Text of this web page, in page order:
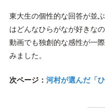
東大生の個性的な回答が並
はどんなひらがなが好きな
動画でも独創的な感性が一
みました。
次ページ： 河村が選んだ「